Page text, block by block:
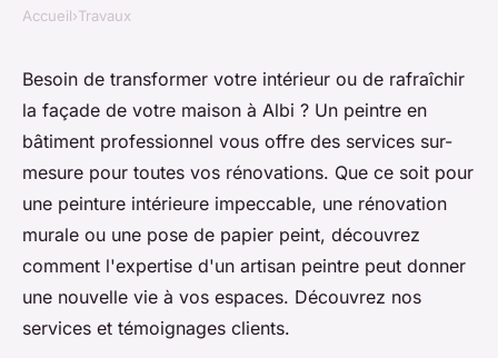
Peintre en bâtiment à albi -
artisan peintre albigeois
professionnel pour vos
rénovations
Emy•8 août 2024•3 min de lecture
Accueil›Travaux
Besoin de transformer votre intérieur ou de rafraîchir
la façade de votre maison à Albi ? Un peintre en
bâtiment professionnel vous offre des services sur-
mesure pour toutes vos rénovations. Que ce soit pour
une peinture intérieure impeccable, une rénovation
murale ou une pose de papier peint, découvrez
comment l'expertise d'un artisan peintre peut donner
une nouvelle vie à vos espaces. Découvrez nos
services et témoignages clients.